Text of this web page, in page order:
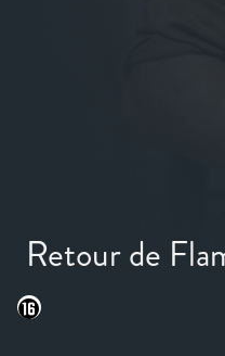
Retour de